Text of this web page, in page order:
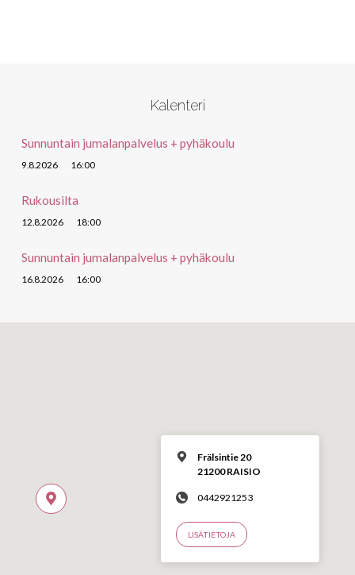
Kalenteri
Sunnuntain jumalanpalvelus + pyhäkoulu
9.8.2026 16:00
Rukousilta
12.8.2026 18:00
Sunnuntain jumalanpalvelus + pyhäkoulu
16.8.2026 16:00
Frälsintie 20
21200 RAISIO
0442921253
LISÄTIETOJA